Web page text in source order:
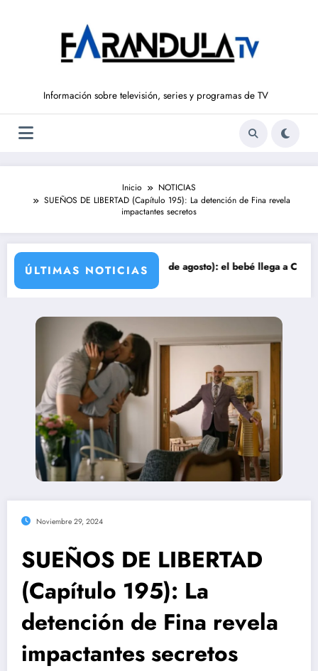
Información sobre televisión, series y programas de TV
Inicio
NOTICIAS
SUEÑOS DE LIBERTAD (Capítulo 195): La detención de Fina revela
impactantes secretos
ÚLTIMAS NOTICIAS
a la luz
SALVAJE (del 10 al 14 de agosto): el bebé llega a Casa Pequeña
Avance ‘LA
Noviembre 29, 2024
SUEÑOS DE LIBERTAD
(Capítulo 195): La
detención de Fina revela
impactantes secretos